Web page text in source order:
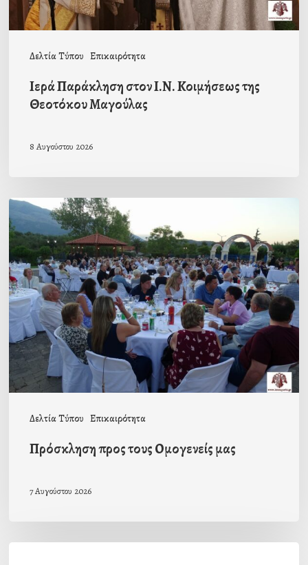
Δελτία Τύπου Επικαιρότητα
Ιερά Παράκληση στον Ι.Ν. Κοιμήσεως της
Θεοτόκου Μαγούλας
8 Αυγούστου 2026
Δελτία Τύπου Επικαιρότητα
Πρόσκληση
προς
τους
Ομογενείς
μας
Πρόσκληση προς τους Ομογενείς μας
7 Αυγούστου 2026